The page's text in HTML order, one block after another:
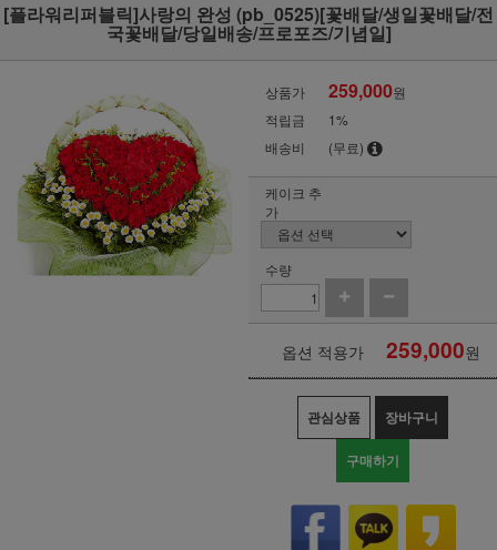
[플라워리퍼블릭]사랑의 완성 (pb_0525)[꽃배달/생일꽃배달/전
국꽃배달/당일배송/프로포즈/기념일]
상품가 259,000원
적립금
1%
배송비
(무료)
케이크 추
가
수량
옵션 적용가 259,000원
관심상품 장바구니
구매하기